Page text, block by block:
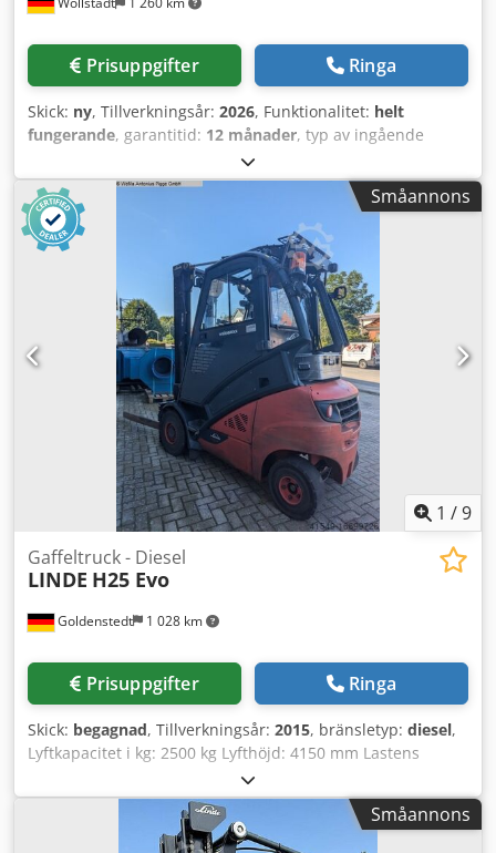
Prisuppgifter Ringa
Skick: ny, Tillverkningsår: 2026, Funktionalitet: helt
fungerande, garantitid: 12 månader, typ av ingående
, produktbredd (max.):
inspänning:230 V, Minipack Pratika 80 MPS Credpfx
Ahsyant Rozof Minipack Pratika 80 MPS är en
helautomatisk sidsvets-förpackningsmaskin. Den är
konstruerad för produkter med en maximal höjd på 360
mm och lämpar sig även för mycket långa produkter. –
Helautomatisk sidsvets-förpackningsmaskin (oändlig
sidsvetsning) – Max. produkthöjd: 360 mm –
Produktlängder över 2 m möjliga – Användbar svetshöjd:
700 mm – Max. filmrulldimensioner: Ø 350 × 800 mm –
Inmatningsbands höjd: 915 mm – Maskinens mått (stängd):
2.785 × 940 × 1.770 mm – Maskinens mått (öppen): 2.785 ×
940 × 2.280 mm – Produktion: upp till 3.000
förpackningar/h (beroende på produkt/film)
Småannons
1 /9
Goldenstedt 1 028 km
Gaffeltruck - Diesel
LINDE H25 Evo
Prisuppgifter Ringa
Skick: begagnad, Tillverkningsår: 2015, bränsletyp: diesel,
Lyftkapacitet i kg: 2500 kg Lyfthöjd: 4150 mm Lastens
tyngdpunkt: 600 mm Fri lyfthöjd: 150 mm Bygghöjd: 2814
mm Gaffellängd: 1200 mm Gaffelbredd: 1150 mm Ramens
bredd: 1050 mm Öppningsbredd: 110-1320 mm Utrustad
med LINDE dubbelpedal Superelastiska däck Cedpfjt
Småannons